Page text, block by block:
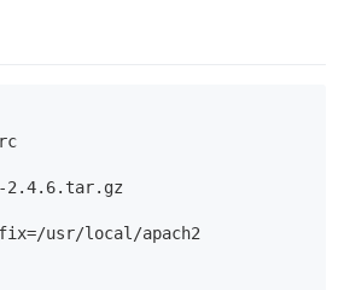
2.4.6.tar.gz
usr/local/apach2